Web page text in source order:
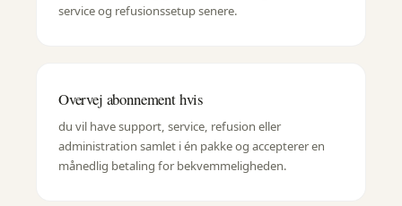
service og refusionssetup senere.
Overvej abonnement hvis
du vil have support, service, refusion eller
administration samlet i én pakke og accepterer en
månedlig betaling for bekvemmeligheden.